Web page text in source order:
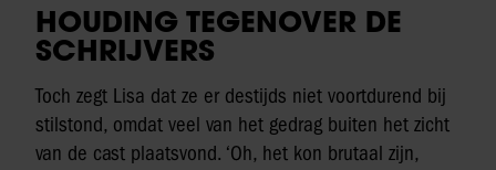
HOUDING TEGENOVER DE
SCHRIJVERS
Toch zegt Lisa dat ze er destijds niet voortdurend bij
stilstond, omdat veel van het gedrag buiten het zicht
van de cast plaatsvond. ‘Oh, het kon brutaal zijn,